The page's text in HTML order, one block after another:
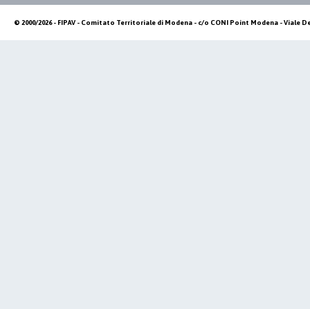
© 2000/2026 - FIPAV - Comitato Territoriale di Modena - c/o CONI Point Modena - Viale